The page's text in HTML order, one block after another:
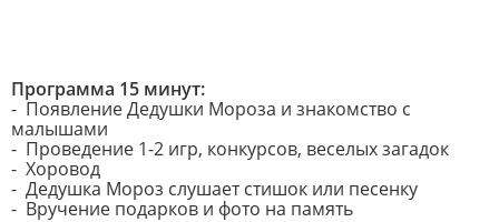
Программа 15 минут:
- Появление Дедушки Мороза и знакомство с
малышами
- Проведение 1-2 игр, конкурсов, веселых загадок
- Хоровод
- Дедушка Мороз слушает стишок или песенку
- Вручение подарков и фото на память